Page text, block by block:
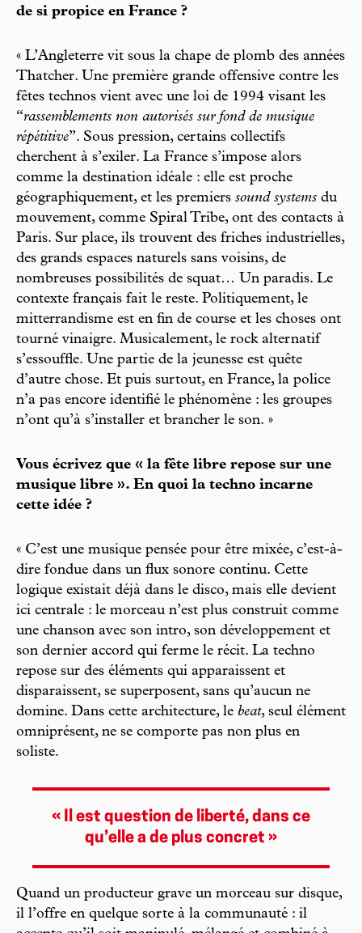
de si propice en France ?
« L’Angleterre vit sous la chape de plomb des années
Thatcher. Une première grande offensive contre les
fêtes technos vient avec une loi de 1994 visant les
“rassemblements non autorisés sur fond de musique
répétitive”. Sous pression, certains collectifs
cherchent à s’exiler. La France s’impose alors
comme la destination idéale : elle est proche
géographiquement, et les premiers sound systems du
mouvement, comme Spiral Tribe, ont des contacts à
Paris. Sur place, ils trouvent des friches industrielles,
des grands espaces naturels sans voisins, de
nombreuses possibilités de squat… Un paradis. Le
contexte français fait le reste. Politiquement, le
mitterrandisme est en fin de course et les choses ont
tourné vinaigre. Musicalement, le rock alternatif
s’essouffle. Une partie de la jeunesse est quête
d’autre chose. Et puis surtout, en France, la police
n’a pas encore identifié le phénomène : les groupes
n’ont qu’à s’installer et brancher le son. »
Vous écrivez que « la fête libre repose sur une
musique libre ». En quoi la techno incarne
cette idée ?
« C’est une musique pensée pour être mixée, c’est-à-
dire fondue dans un flux sonore continu. Cette
logique existait déjà dans le disco, mais elle devient
ici centrale : le morceau n’est plus construit comme
une chanson avec son intro, son développement et
son dernier accord qui ferme le récit. La techno
repose sur des éléments qui apparaissent et
disparaissent, se superposent, sans qu’aucun ne
domine. Dans cette architecture, le beat, seul élément
omniprésent, ne se comporte pas non plus en
soliste.
« Il est question de liberté, dans ce
qu’elle a de plus concret »
Quand un producteur grave un morceau sur disque,
il l’offre en quelque sorte à la communauté : il